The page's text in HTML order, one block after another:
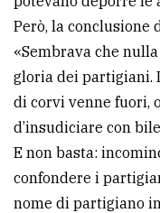
Però, la conclusione
«Sembrava che
gloria dei partigiani.
di corvi venne fuori,
d’insudiciare con
E non basta:
confondere i
nome di partigiano